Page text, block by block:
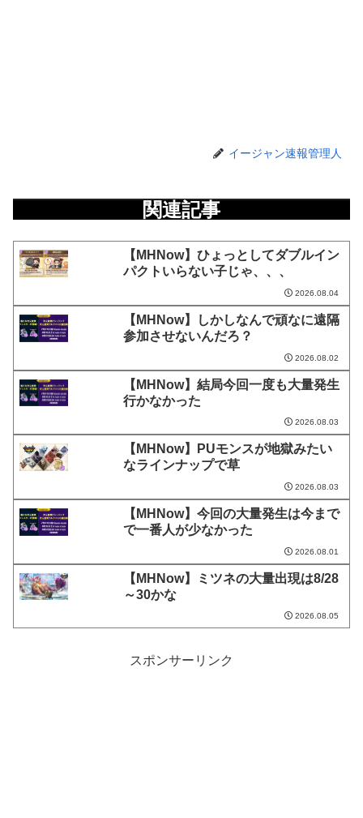
イージャン速報管理人
関連記事
【MHNow】ひょっとしてダブルイン
パクトいらない子じゃ、、、
2026.08.04
【MHNow】しかしなんで頑なに遠隔
参加させないんだろ？
2026.08.02
【MHNow】結局今回一度も大量発生
行かなかった
2026.08.03
【MHNow】PUモンスが地獄みたい
なラインナップで草
2026.08.03
【MHNow】今回の大量発生は今まで
で一番人が少なかった
2026.08.01
【MHNow】ミツネの大量出現は8/28
～30かな
2026.08.05
スポンサーリンク